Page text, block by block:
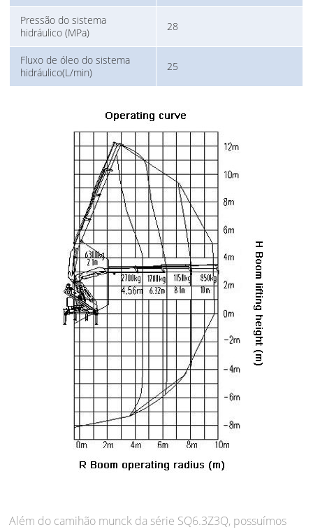
Pressão do sistema
hidráulico (MPa)
28
Fluxo de óleo do sistema
hidráulico(L/min)
25
Além do camihão munck da série SQ6.3Z3Q, possuímos